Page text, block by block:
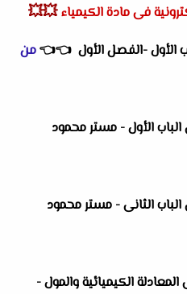
فى مادة الكيمياء 💥💥
الأول -الفصل الأول 👈
👈من
الأول - مستر محمود
الثانى - مستر محمود
الكيميائية والمول -